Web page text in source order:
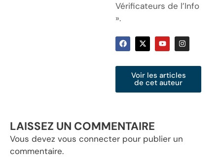
Vérificateurs de l’Info
».
Voir les articles
de cet auteur
LAISSEZ UN COMMENTAIRE
Vous devez vous connecter pour publier un
commentaire.